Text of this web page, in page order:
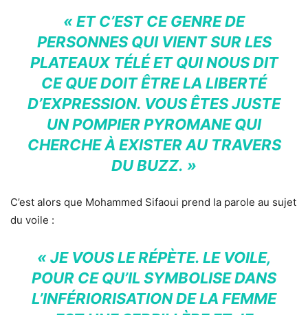
« ET C’EST CE GENRE DE
PERSONNES QUI VIENT SUR LES
PLATEAUX TÉLÉ ET QUI NOUS DIT
CE QUE DOIT ÊTRE LA LIBERTÉ
D’EXPRESSION. VOUS ÊTES JUSTE
UN POMPIER PYROMANE QUI
CHERCHE À EXISTER AU TRAVERS
DU BUZZ. »
C’est alors que Mohammed Sifaoui prend la parole au sujet
du voile :
« JE VOUS LE RÉPÈTE. LE VOILE,
POUR CE QU’IL SYMBOLISE DANS
L’INFÉRIORISATION DE LA FEMME